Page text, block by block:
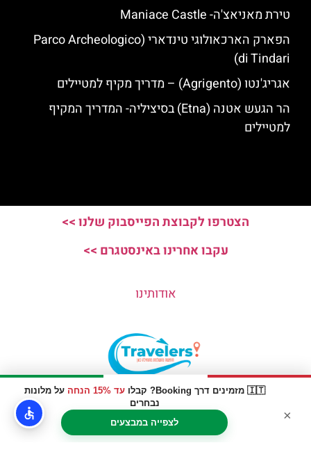
🇮🇹 מזמינים דרך Booking? קבלו עד 15% הנחה
על מלונות
נבחרים
לצפייה במבצעים
×
טירת מאניאצ'ה- Maniace Castle
הפארק הארכאולוגי טינדארי (Parco Archeologico
di Tindari)
אגריג'נטו (Agrigento) – מדריך מקיף למטיילים
הר הגעש אטנה (Etna) בסיציליה- המדריך המקיף
למטיילים
הצטרפו לקבוצת הפייסבוק שלנו >>
עקבו אחרינו באינסטגרם >>
אודותינו
האתר הינו אתר המלצות מטיילים © כל הזכויות שמורות לסוכנות
TRAVELERS.CO.IL